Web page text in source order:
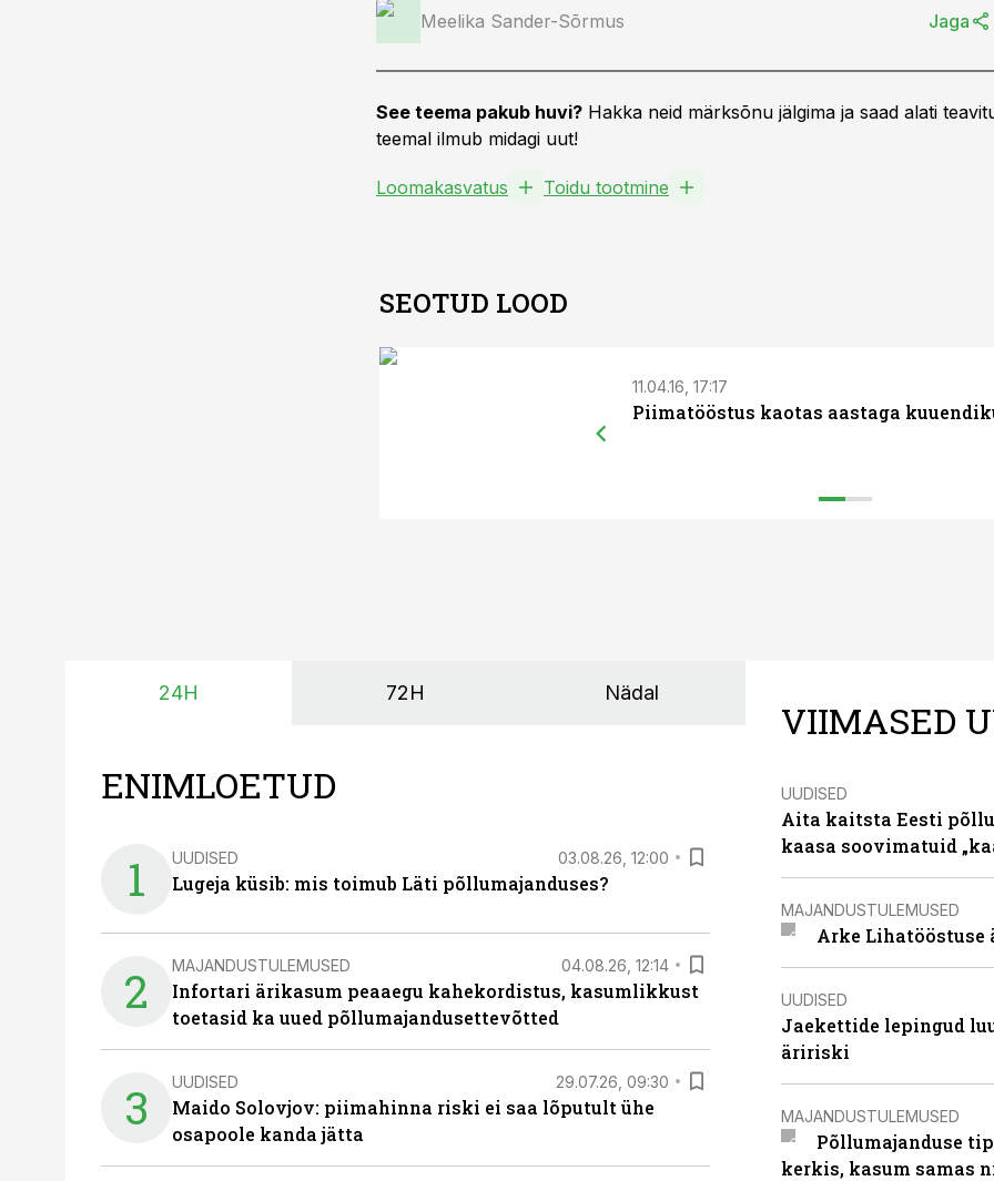
Meelika Sander-Sõrmus Jaga
See teema pakub huvi? Hakka neid märksõnu jälgima ja saad alati
teemal ilmub midagi uut!
Loomakasvatus Toidu tootmine
SEOTUD LOOD
11.04.16, 17:17
Piimatööstus kaotas aastaga
24H 72H Nädal
ENIMLOETUD
1 UUDISED 03.08.26, 12:00
Lugeja küsib: mis toimub Läti põllumajanduses?
2 MAJANDUSTULEMUSED 04.08.26, 12:14
Infortari ärikasum peaaegu kahekordistus, kasumlikkust
toetasid ka uued põllumajandusettevõtted
3 UUDISED 29.07.26, 09:30
Maido Solovjov: piimahinna riski ei saa lõputult ühe
osapoole kanda jätta
VIIMASED
UUDISED
Aita kaitsta Eesti
kaasa soovimatuid
MAJANDUSTULEMUSED
Arke Lihatööstuse
UUDISED
Jaekettide lepingud
äririski
MAJANDUSTULEMUSED
Põllumajanduse
kerkis, kasum samas